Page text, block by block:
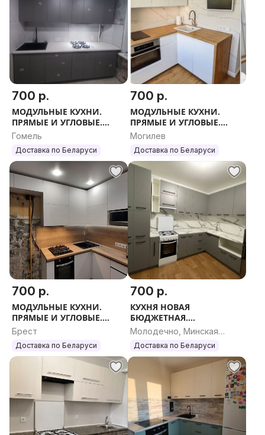
700 р.
МОДУЛЬНЫЕ КУХНИ.
ПРЯМЫЕ И УГЛОВЫЕ.
ЛЮБОЙ РАЗМЕР.
Гомель
Доставка по Беларуси
700 р.
МОДУЛЬНЫЕ КУХНИ.
ПРЯМЫЕ И УГЛОВЫЕ.
ЛЮБОЙ РАЗМЕР.
Могилев
Доставка по Беларуси
700 р.
МОДУЛЬНЫЕ КУХНИ.
ПРЯМЫЕ И УГЛОВЫЕ.
ЛЮБОЙ РАЗМЕР.
Брест
Доставка по Беларуси
700 р.
КУХНЯ НОВАЯ
БЮДЖЕТНАЯ.
МОДУЛЬНЫЕ КУХНИ.
ПРЯМЫЕ И УГЛОВЫЕ.
ЛЮБОЙ РАЗМЕР.
Молодечно, Минская
область
Доставка по Беларуси